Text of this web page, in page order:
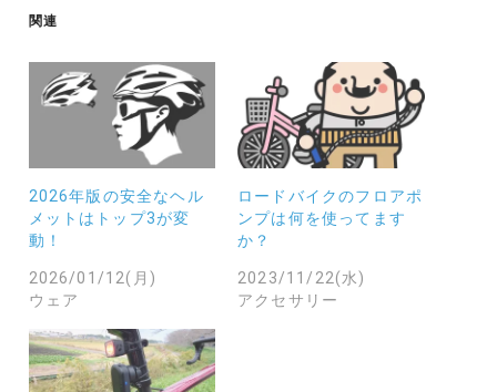
中…
関連
2026年版の安全なヘル
メットはトップ3が変
動！
2026/01/12(月)
ウェア
ロードバイクのフロアポ
ンプは何を使ってます
か？
2023/11/22(水)
アクセサリー